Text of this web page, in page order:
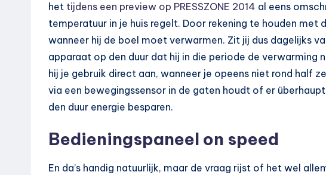
het tijdens een preview op PRESSZONE 2014 al eens
temperatuur in je huis regelt. Door rekening te houden met
wanneer hij de boel moet verwarmen. Zit jij dus dagelijks
apparaat op den duur dat hij in die periode de verwarming
hij je gebruik direct aan, wanneer je opeens niet rond half
via een bewegingssensor in de gaten houdt of er
den duur energie besparen.
Bedieningspaneel on speed
En da’s handig natuurlijk, maar de vraag rijst of het wel